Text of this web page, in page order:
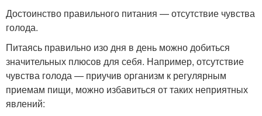
Достоинство правильного питания — отсутствие чувства
голода.
Питаясь правильно изо дня в день можно добиться
значительных плюсов для себя. Например, отсутствие
чувства голода — приучив организм к регулярным
приемам пищи, можно избавиться от таких неприятных
явлений: